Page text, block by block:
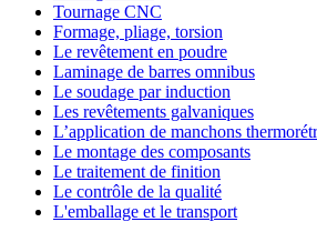
Tournage CNC
Formage, pliage, torsion
Le revêtement en poudre
Laminage de barres omnibus
Le soudage par induction
Les revêtements galvaniques
L’application de manchons
Le montage des composants
Le traitement de finition
Le contrôle de la qualité
L'emballage et le transport